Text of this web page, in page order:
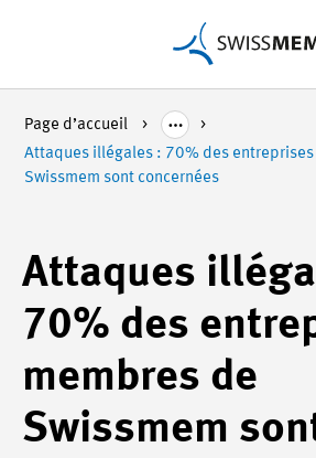
Page d’accueil
Attaques illégales : 70% des entreprises
Swissmem sont concernées
Attaques
70% des
membres de
Swissmem